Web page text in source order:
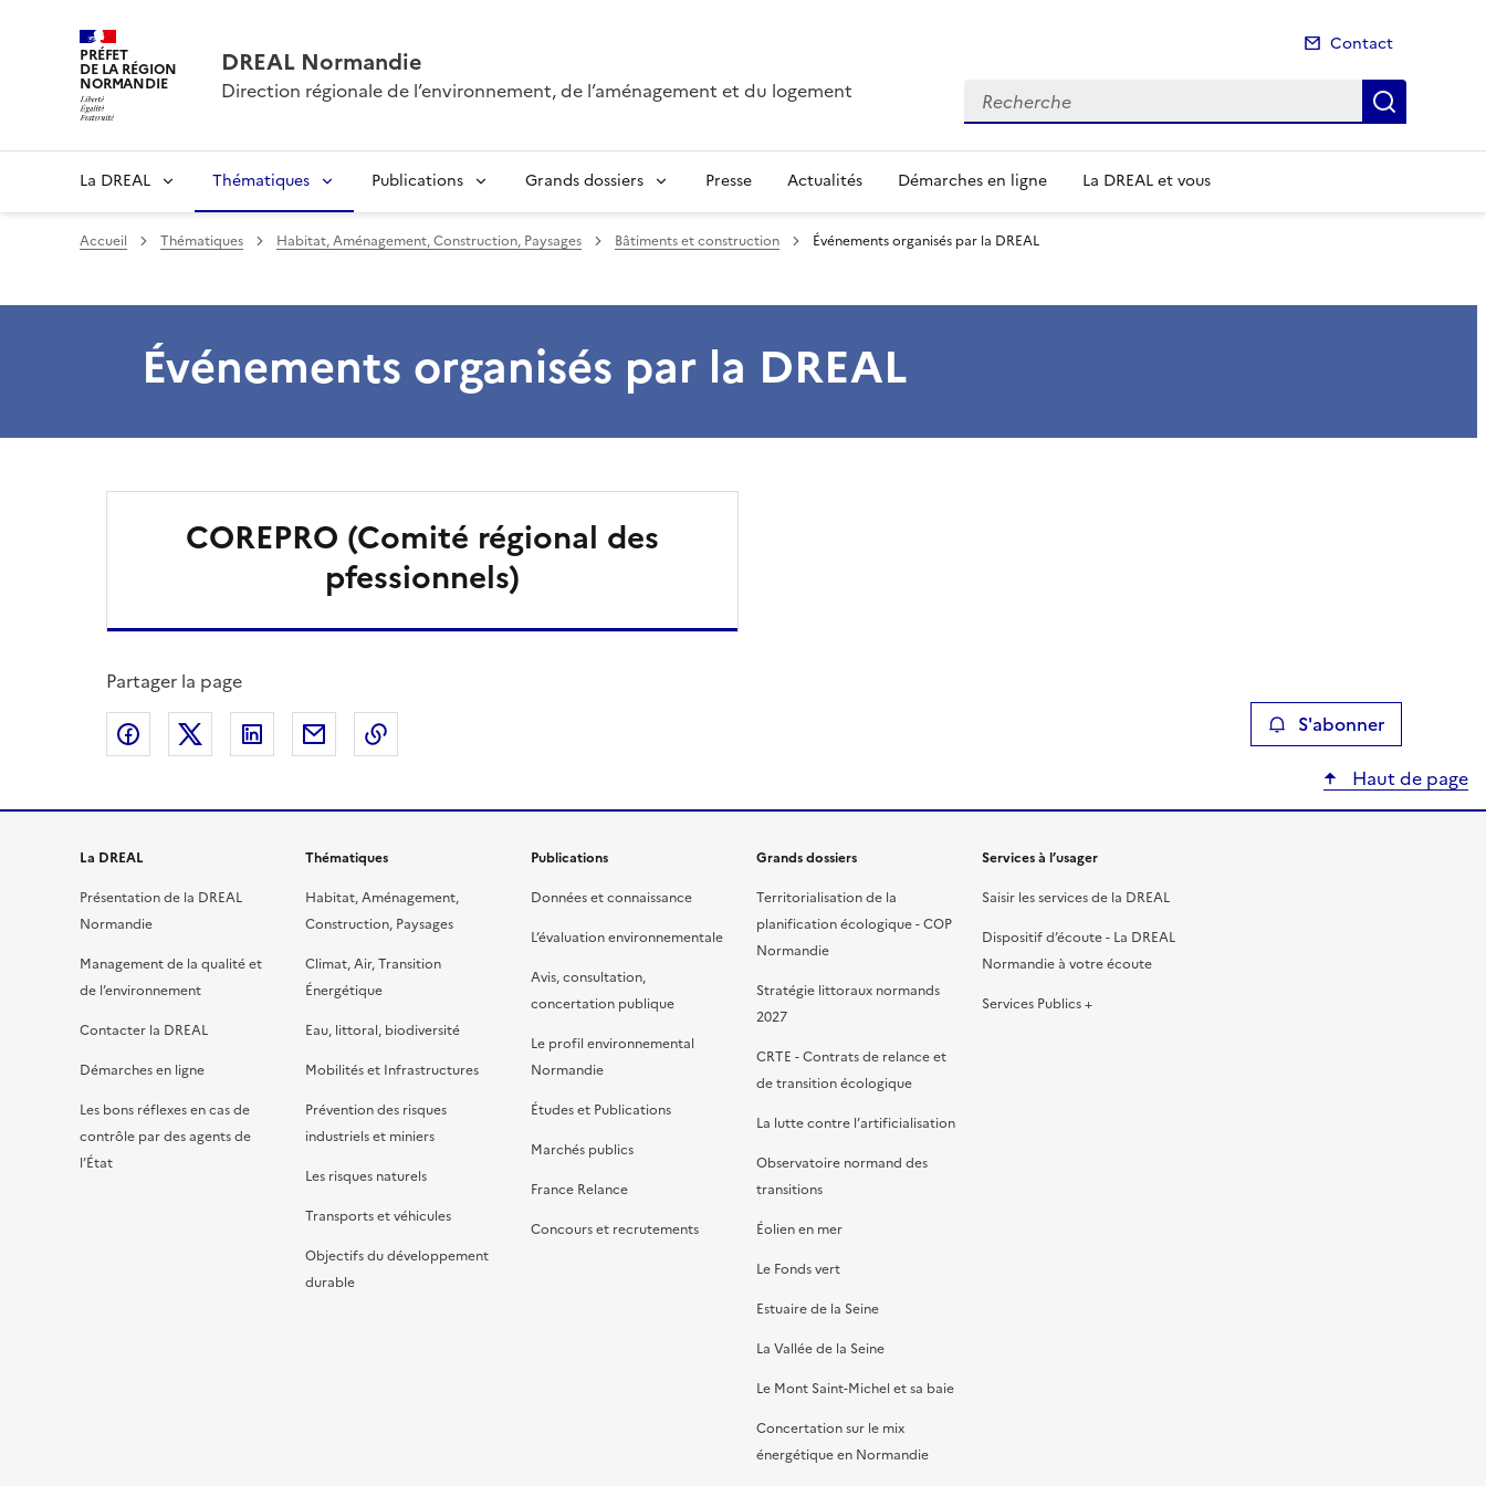
PRÉFET
DE LA RÉGION
NORMANDIE
DREAL Normandie
Direction régionale de l’environnement, de l’aménagement et du logement
Contact
Recherche
La DREAL Thématiques Publications Grands dossiers Presse Actualités Démarches en ligne La DREAL et vous
Accueil Thématiques Habitat, Aménagement, Construction, Paysages Bâtiments et construction Événements organisés par la DREAL
Événements organisés par la DREAL
COREPRO (Comité régional des
pfessionnels)
Partager la page
Partager sur Facebook
Partager sur XPartager sur LinkedIn
Partager par email S'abonner
Haut de page
La DREAL
Présentation de la DREAL
Normandie
Management de la qualité et
de l’environnement
Contacter la DREAL
Démarches en ligne
Les bons réflexes en cas de
contrôle par des agents de
l’État
Thématiques
Habitat, Aménagement,
Construction, Paysages
Climat, Air, Transition
Énergétique
Eau, littoral, biodiversité
Mobilités et Infrastructures
Prévention des risques
industriels et miniers
Les risques naturels
Transports et véhicules
Objectifs du développement
durable
Publications
Données et connaissance
L’évaluation environnementale
Avis, consultation,
concertation publique
Le profil environnemental
Normandie
Études et Publications
Marchés publics
France Relance
Concours et recrutements
Grands dossiers
Territorialisation de la
planification écologique - COP
Normandie
Stratégie littoraux normands
2027
CRTE - Contrats de relance et
de transition écologique
La lutte contre l’artificialisation
Observatoire normand des
transitions
Éolien en mer
Le Fonds vert
Estuaire de la Seine
La Vallée de la Seine
Le Mont Saint-Michel et sa baie
Concertation sur le mix
énergétique en Normandie
Services à l’usager
Saisir les services de la DREAL
Dispositif d’écoute - La DREAL
Normandie à votre écoute
Services Publics +